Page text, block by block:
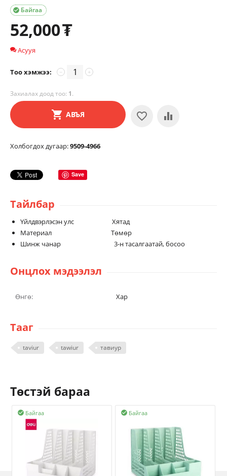
Байгаа

52,000₮
Асууя
Тоо хэмжээ: +
−
Захиалах доод тоо: 1.
АВЪЯ
Холбогдох дугаар:9509-4966
Save
Тайлбар
Үйлдвэрлэсэн улс Хятад
Материал Төмөр
Шинж чанар 3-н тасалгаатай, босоо
Онцлох мэдээлэл
Өнгө: Хар
Тааг
taviur tawiur тавиур
Төстэй бараа
Байгаа
 Байгаа
